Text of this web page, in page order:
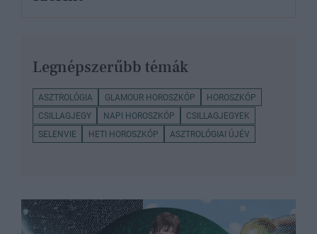
Legnépszerűbb témák
ASZTROLÓGIA GLAMOUR HOROSZKÓP
HOROSZKÓP
CSILLAGJEGY
NAPI HOROSZKÓP
CSILLAGJEGYEK
SELENVIE
HETI HOROSZKÓP ASZTROLÓGIAI ÚJÉV